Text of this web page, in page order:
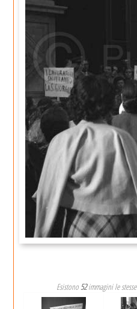
Esistono52immagini le